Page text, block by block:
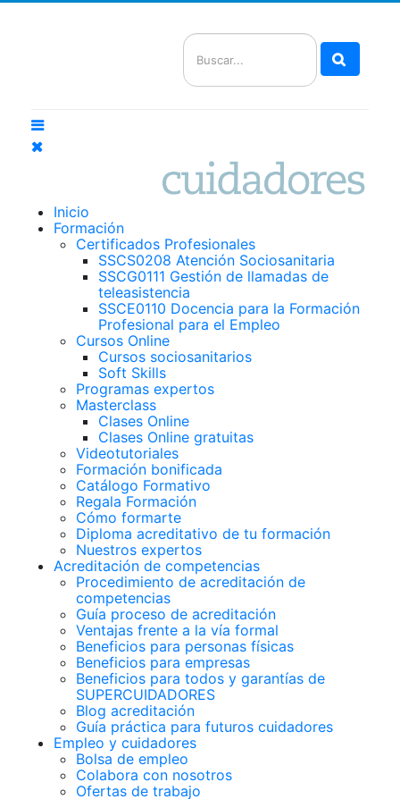
Inicio
Formación
Certificados Profesionales
SSCS0208 Atención Sociosanitaria
SSCG0111 Gestión de llamadas de
teleasistencia
SSCE0110 Docencia para la Formación
Profesional para el Empleo
Cursos Online
Cursos sociosanitarios
Soft Skills
Programas expertos
Masterclass
Clases Online
Clases Online gratuitas
Videotutoriales
Formación bonificada
Catálogo Formativo
Regala Formación
Cómo formarte
Diploma acreditativo de tu formación
Nuestros expertos
Acreditación de competencias
Procedimiento de acreditación de
competencias
Guía proceso de acreditación
Ventajas frente a la vía formal
Beneficios para personas físicas
Beneficios para empresas
Beneficios para todos y garantías de
SUPERCUIDADORES
Blog acreditación
Guía práctica para futuros cuidadores
Empleo y cuidadores
Bolsa de empleo
Colabora con nosotros
Ofertas de trabajo